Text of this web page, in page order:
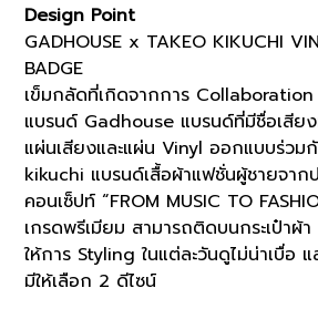
(K8105802)
quantity
Design Point
GADHOUSE x TAKEO KIKUCHI
BADGE
เข็มกลัดที่เกิดจากการ Collaboration
แบรนด์ Gadhouse แบรนด์ที่มีชื่อเสียง
แผ่นเสียงและแผ่น Vinyl ออกแบบร่วม
kikuchi แบรนด์เสื้อผ้าแฟชั่นผู้ชายจาก
คอนเซ็ปท์ “FROM MUSIC TO
เกรดพรีเมียม สามารถติดบนกระเป๋าผ้
ให้การ Styling ในแต่ละวันดูไม่น่าเบื่อ
มีให้เลือก 2 ดีไซน์